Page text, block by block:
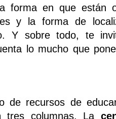
forma en que están
y la forma de
Y sobre todo, te
lo mucho que
de recursos de
tres columnas. La